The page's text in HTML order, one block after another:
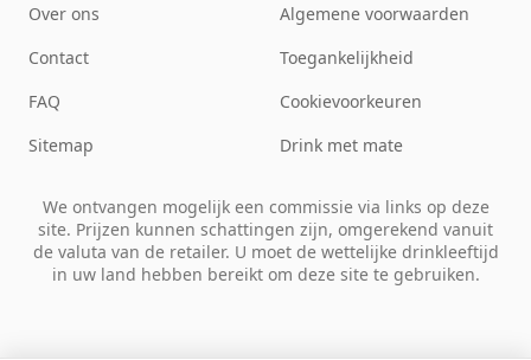
Over ons
Contact
FAQ
Sitemap
Algemene voorwaarden
Toegankelijkheid
Cookievoorkeuren
Drink met mate
We ontvangen mogelijk een commissie via links op deze
site. Prijzen kunnen schattingen zijn, omgerekend vanuit
de valuta van de retailer. U moet de wettelijke drinkleeftijd
in uw land hebben bereikt om deze site te gebruiken.